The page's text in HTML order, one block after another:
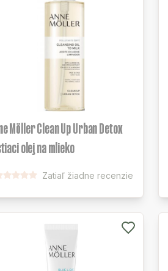
Möller Clean Up Urban Detox
olej na mlieko
Zatiaľ žiadne recenzie